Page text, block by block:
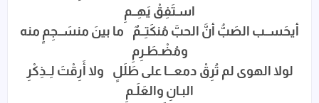
اسـتَفِقْ يَهِــمِ
أيحَســب الصَبُّ أنَّ الحبَّ مُنكَتِــمٌ ما بينَ منسَــجِمٍ منه
ومُضْـطَـرِمِ
لولا الهوى لم تُرِقْ دمعـــا على طَلَلٍ ولا أَرِقْتَ لِــذِكْرِ
البـانِ والعَلَـمِ